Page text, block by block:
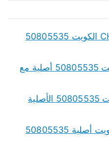
قطع غيار شانجان CHANGAN الكويت 50805535
قطع غيار دومي Domi الكويت 50805535 أصلية مع
قطع غيار جيلي Geely الكويت 50805535 الأصلية
قطع غيار جيتور Jetour بالكويت أصلية 50805535